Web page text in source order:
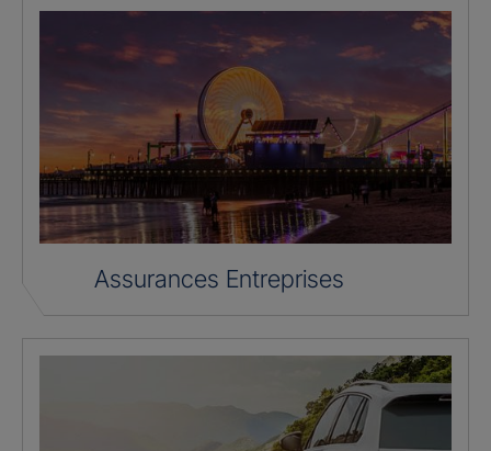
Assurances Entreprises